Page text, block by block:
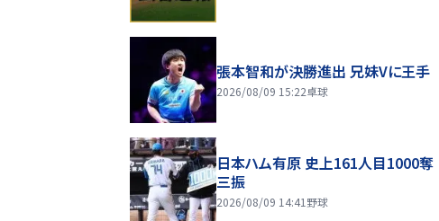
張本智和が決勝進出 兄妹Vに王手
2026/08/09 15:22卓球
日本ハム有原 史上161人目1000奪
三振
2026/08/09 14:41 野球